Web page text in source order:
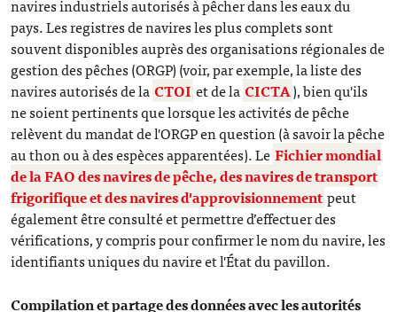
navires industriels autorisés à pêcher dans les eaux du
pays. Les registres de navires les plus complets sont
souvent disponibles auprès des organisations régionales de
gestion des pêches (ORGP) (voir, par exemple, la liste des
navires autorisés de la CTOI et de la CICTA), bien qu'ils
ne soient pertinents que lorsque les activités de pêche
relèvent du mandat de l'ORGP en question (à savoir la pêche
au thon ou à des espèces apparentées). Le Fichier mondial
de la FAO des navires de pêche, des navires de transport
frigorifique et des navires d'approvisionnementpeut
également être consulté et permettre d’effectuer des
vérifications, y compris pour confirmer le nom du navire, les
identifiants uniques du navire et l'État du pavillon.
Compilation et partage des données avec les autorités